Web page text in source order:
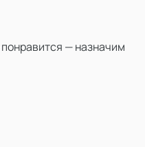
— назначим